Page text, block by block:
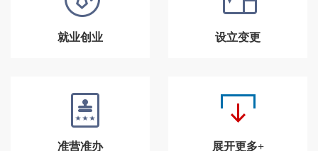
就业创业 设立变更
准营准办 展开更多+